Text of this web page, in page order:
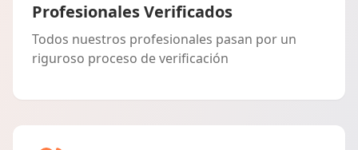
Profesionales Verificados
Todos nuestros profesionales pasan por un
riguroso proceso de verificación